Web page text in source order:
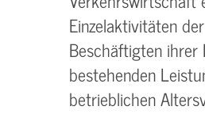
Einzelaktivitäten
Beschäftigten
bestehenden
betrieblichen